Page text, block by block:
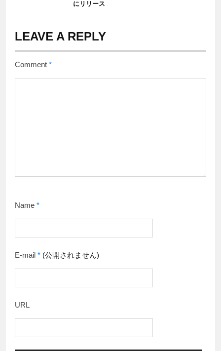
にリリース
LEAVE A REPLY
Comment *
Name *
E-mail * (公開されません)
URL